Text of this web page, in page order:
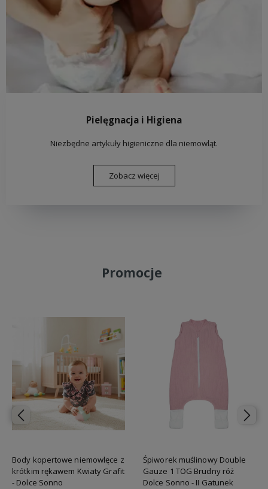
Pielęgnacja i Higiena
Niezbędne artykuły higieniczne dla niemowląt.
Zobacz więcej
Promocje
Body kopertowe niemowlęce z
krótkim rękawem Kwiaty Grafit
- Dolce Sonno
Śpiworek muślinowy Double
Gauze 1 TOG Brudny róż
Dolce Sonno - II Gatunek